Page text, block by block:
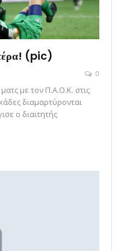
(pic)
0
με τον Π.Α.Ο.Κ. στις
διαμαρτύρονται
ο διαιτητής